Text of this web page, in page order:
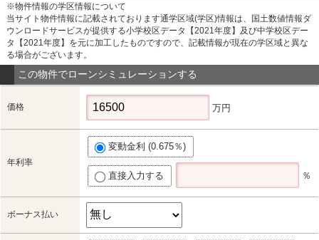
※物件情報の学区情報について
当サイト物件情報に記載されております通学区域(学区)情報は、国土数値情報ダ
ウンロードサービスが提供する小学校区データ【2021年度】及び中学校区デー
タ【2021年度】を元に加工したものですので、記載情報が現在の学区域と異な
る場合がございます。
この物件でローンシミュレーションする
価格 万円
年利率
変動金利 (0.675％)
直接入力する ％
ボーナス払い